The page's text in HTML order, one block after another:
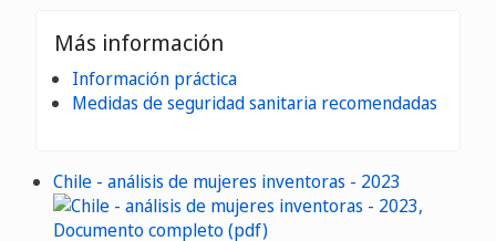
Más información
Información práctica
Medidas de seguridad sanitaria recomendadas
Chile - análisis de mujeres inventoras - 2023